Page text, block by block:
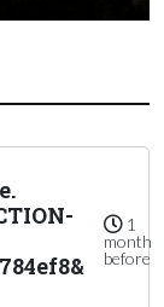
1
month
before